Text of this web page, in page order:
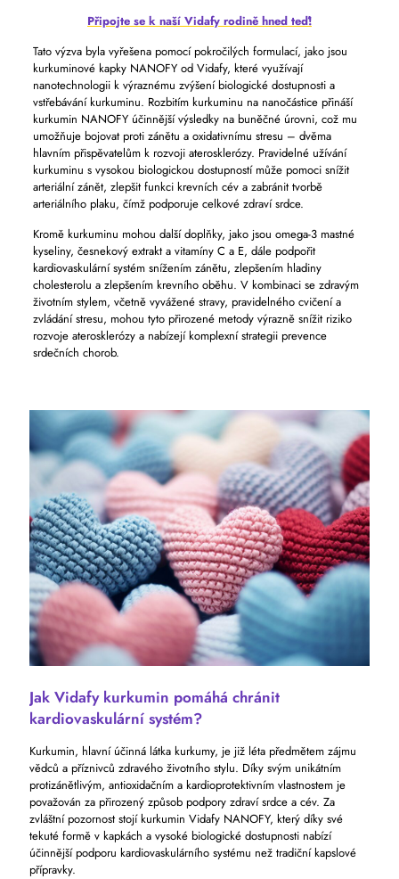
Připojte se k naší Vidafy rodině hned teď!
Tato výzva byla vyřešena pomocí pokročilých formulací, jako jsou
kurkuminové kapky NANOFY od Vidafy, které využívají
nanotechnologii k výraznému zvýšení biologické dostupnosti a
vstřebávání kurkuminu. Rozbitím kurkuminu na nanočástice přináší
kurkumin NANOFY účinnější výsledky na buněčné úrovni, což mu
umožňuje bojovat proti zánětu a oxidativnímu stresu – dvěma
hlavním přispěvatelům k rozvoji aterosklerózy. Pravidelné užívání
kurkuminu s vysokou biologickou dostupností může pomoci snížit
arteriální zánět, zlepšit funkci krevních cév a zabránit tvorbě
arteriálního plaku, čímž podporuje celkové zdraví srdce.
Kromě kurkuminu mohou další doplňky, jako jsou omega-3 mastné
kyseliny, česnekový extrakt a vitamíny C a E, dále podpořit
kardiovaskulární systém snížením zánětu, zlepšením hladiny
cholesterolu a zlepšením krevního oběhu. V kombinaci se zdravým
životním stylem, včetně vyvážené stravy, pravidelného cvičení a
zvládání stresu, mohou tyto přirozené metody výrazně snížit riziko
rozvoje aterosklerózy a nabízejí komplexní strategii prevence
srdečních chorob.
Jak Vidafy kurkumin pomáhá chránit
kardiovaskulární systém?
Kurkumin, hlavní účinná látka kurkumy, je již léta předmětem zájmu
vědců a příznivců zdravého životního stylu. Díky svým unikátním
protizánětlivým, antioxidačním a kardioprotektivním vlastnostem je
považován za přirozený způsob podpory zdraví srdce a cév. Za
zvláštní pozornost stojí kurkumin Vidafy NANOFY, který díky své
tekuté formě v kapkách a vysoké biologické dostupnosti nabízí
účinnější podporu kardiovaskulárního systému než tradiční kapslové
přípravky.